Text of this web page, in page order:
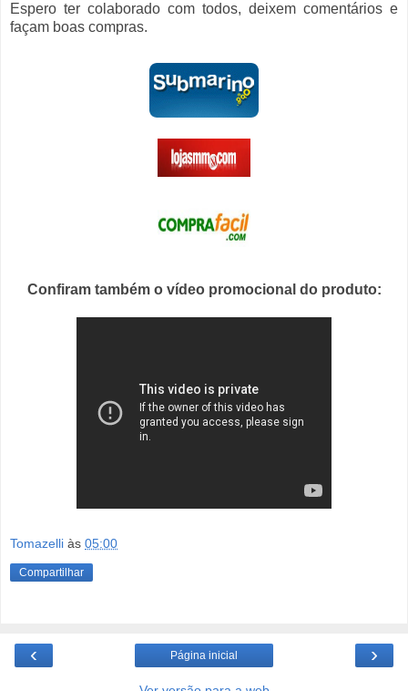
Espero ter colaborado com todos, deixem comentários e
façam boas compras.
Confiram também o vídeo promocional do produto:
Tomazelli às 05:00
Compartilhar
‹ ›
Página inicial